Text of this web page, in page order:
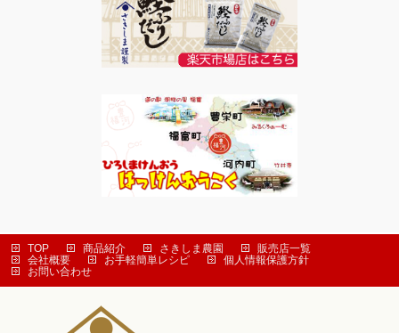
TOP 商品紹介 さきしま農園
販売店一覧
会社概要
お手軽簡単レシピ
個人情報保護方針
お問い合わせ